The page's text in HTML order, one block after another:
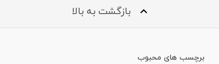
بازگشت به بالا
برچسب های محبوب